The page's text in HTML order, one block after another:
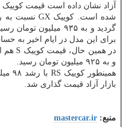
آزاد نشان داده است قیمت
گردید و به ۹۳۵
برای این مدل در ایام اخیر به
و به ۹۲۵ میلیون تومان رسید.
بازار آزاد قیمت گذاری شد.
منبع: mastercar.ir